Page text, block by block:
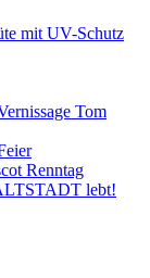
mit UV-Schutz
Tom
Renntag
lebt!